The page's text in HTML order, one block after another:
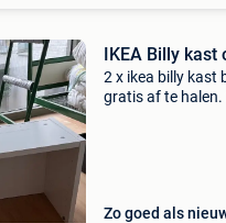
IKEA Billy kast
2 x ikea billy kast
gratis af te halen.
Zo goed als